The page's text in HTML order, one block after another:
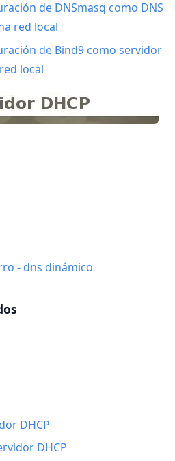
de DNSmasq como DNS
red local
de Bind9 como servidor
local
- dns dinámico
DHCP
DHCP